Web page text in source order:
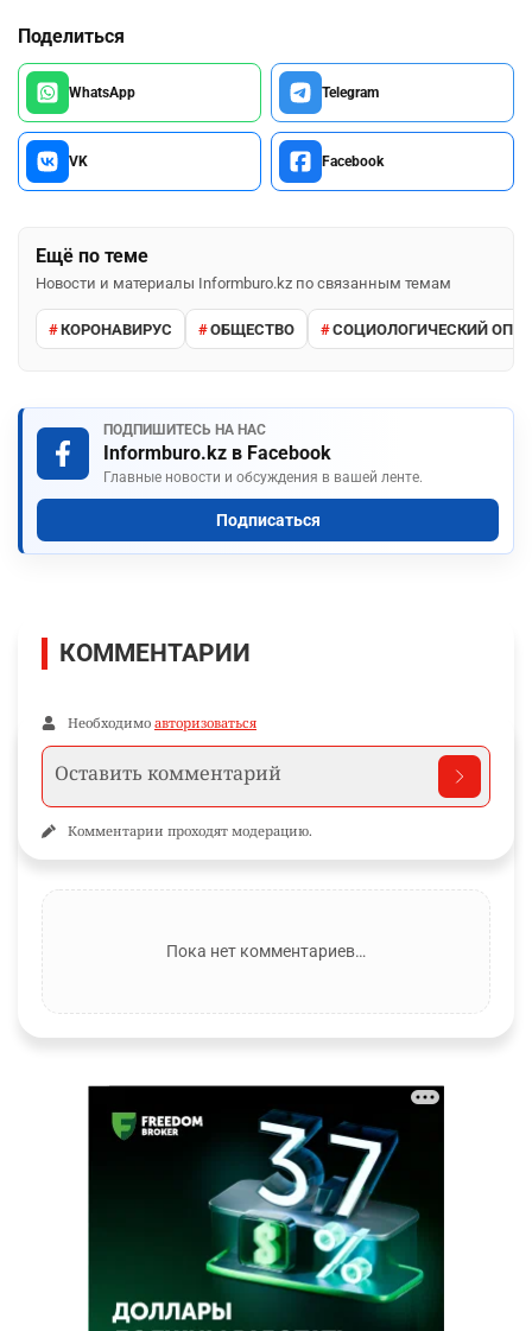
Поделиться
WhatsApp Telegram
VK Facebook
Ещё по теме
Новости и материалы Informburo.kz по связанным темам
КОРОНАВИРУС ОБЩЕСТВО СОЦИОЛОГИЧЕСКИЙ
ПОДПИШИТЕСЬ НА НАС
Informburo.kz в Facebook
Главные новости и обсуждения в вашей ленте.
Подписаться
КОММЕНТАРИИ
Необходимо авторизоваться
Комментарии проходят модерацию.
Пока нет комментариев…